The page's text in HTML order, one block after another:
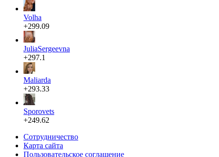
Volha
+299.09
JuliaSergeevna
+297.1
Maliarda
+293.33
Sporovets
+249.62
Сотрудничество
Карта сайта
Пользовательское соглашение